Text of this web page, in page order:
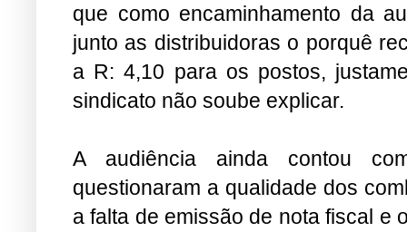
que como encaminhamento da
junto as distribuidoras o porquê
a R: 4,10 para os postos,
sindicato não soube explicar.
A audiência ainda contou
questionaram a qualidade dos
a falta de emissão de nota fiscal e